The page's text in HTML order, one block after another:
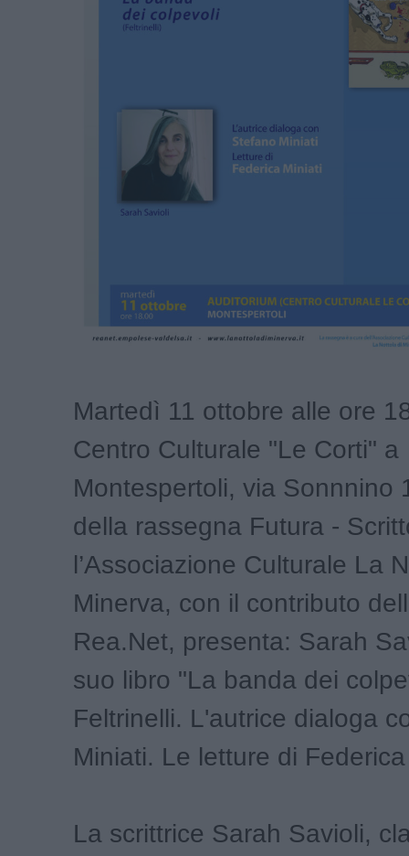
Martedì 11 ottobre alle ore
Centro Culturale "Le Corti" a
Montespertoli, via Sonnnino
della rassegna Futura -
l’Associazione Culturale La
Minerva, con il contributo
Rea.Net, presenta: Sarah
suo libro "La banda dei
Feltrinelli. L'autrice dialoga
Miniati. Le letture di
La scrittrice Sarah Savioli,